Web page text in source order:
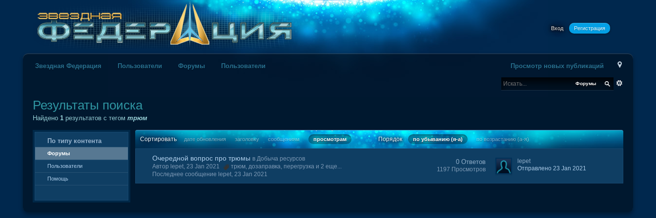
Вход Регистрация
Просмотр новых публикаций
Звездная Федерация Пользователи Форумы Пользователи
Форумы
Результаты поиска
Найдено1 результатов с тегомтрюм
По типу контента
Форумы
Пользователи
Помощь
Сортировать дате обновления заголовку сообщениям просмотрам Порядок по убыванию (я-а) по возрастанию (а-я)
Очередной вопрос про трюмы в Добыча ресурсов
Автор lepet, 23 Jan 2021
трюм,дозаправка, перегрузка и 2 еще...
Последнее сообщение lepet,23 Jan 2021
0 Ответов
1197 Просмотров
lepet
Отправлено 23 Jan 2021